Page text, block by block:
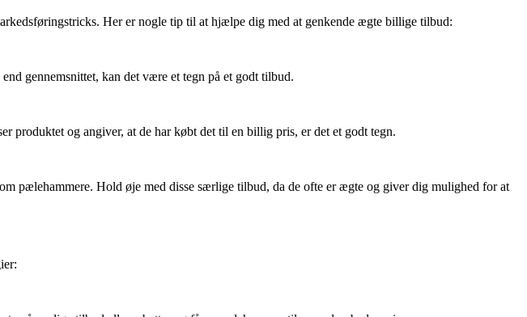
Her er nogle tip til at hjælpe dig med at genkende ægte billige tilbud:
gennemsnittet, kan det være et tegn på et godt tilbud.
produktet og angiver, at de har købt det til en billig pris, er det et godt tegn.
pælehammere. Hold øje med disse særlige tilbud, da de ofte er ægte og giver dig mulighed for at